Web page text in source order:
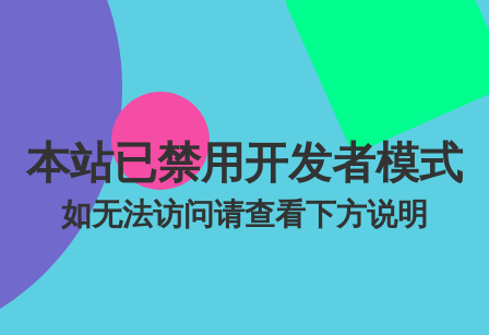
本站已禁用开发者模式
如无法访问请查看下方说明